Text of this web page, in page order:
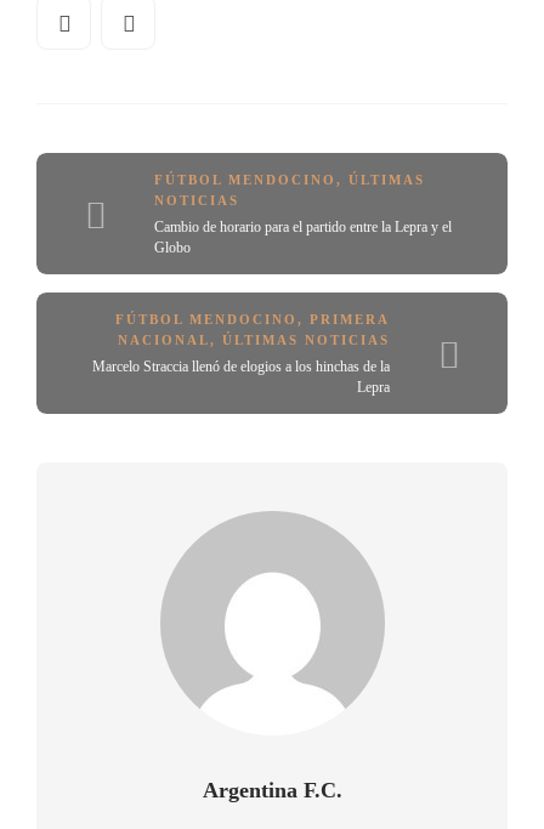
FÚTBOL MENDOCINO , ÚLTIMAS
NOTICIAS
Cambio de horario para el partido entre la Lepra y el
Globo
FÚTBOL MENDOCINO , PRIMERA
NACIONAL, ÚLTIMAS NOTICIAS
Marcelo Straccia llenó de elogios a los hinchas de la
Lepra
Argentina F.C.